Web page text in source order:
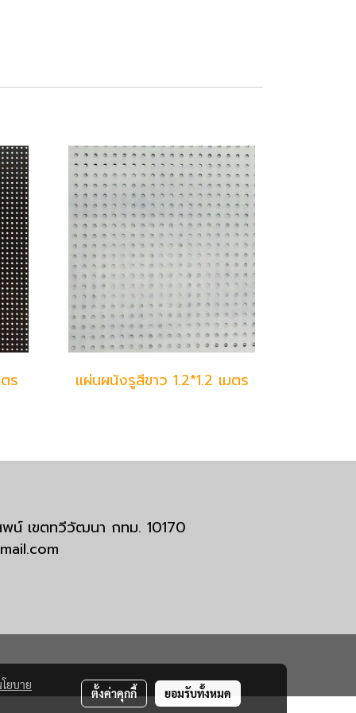
ร แผ่นผนังรูสีขาว 1.2*1.2 เมตร
น์ เขตทวีวัฒนา กทม. 10170
ยบาย
ตั้งค่าคุกกี้ ยอมรับทั้งหมด